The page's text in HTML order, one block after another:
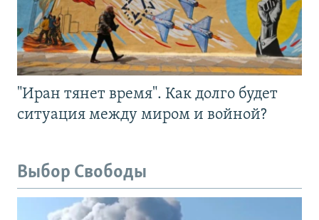
"Иран тянет время". Как долго будет
ситуация между миром и войной?
Выбор Свободы